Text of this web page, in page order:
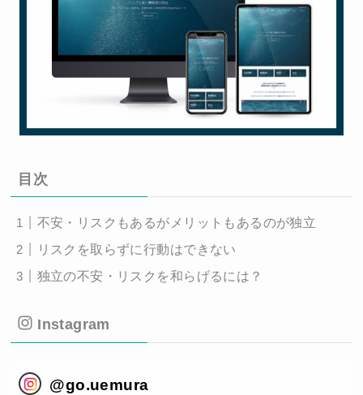
目次
不安・リスクもあるがメリットもあるのが独立
リスクを取らずに行動はできない
独立の不安・リスクを和らげるには？
Instagram
@go.uemura